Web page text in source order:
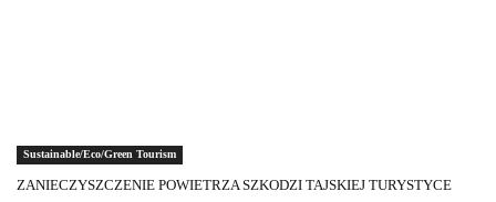
Sustainable/Eco/Green Tourism
ZANIECZYSZCZENIE POWIETRZA SZKODZI TAJSKIEJ TURYSTYCE